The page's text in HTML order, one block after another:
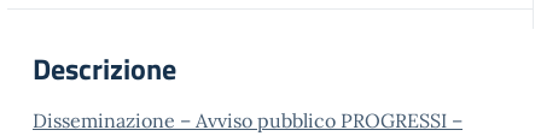
Descrizione
Disseminazione – Avviso pubblico PROGRESSI –